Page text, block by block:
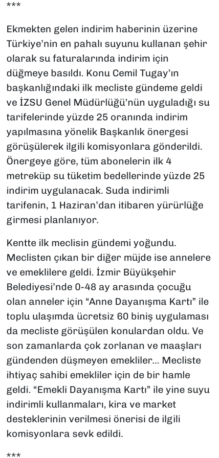
***
Ekmekten gelen indirim haberinin üzerine
Türkiye’nin en pahalı suyunu kullanan şehir
olarak su faturalarında indirim için
düğmeye basıldı. Konu Cemil Tugay’ın
başkanlığındaki ilk mecliste gündeme geldi
ve İZSU Genel Müdürlüğü’nün uyguladığı su
tarifelerinde yüzde 25 oranında indirim
yapılmasına yönelik Başkanlık önergesi
görüşülerek ilgili komisyonlara gönderildi.
Önergeye göre, tüm abonelerin ilk 4
metreküp su tüketim bedellerinde yüzde 25
indirim uygulanacak. Suda indirimli
tarifenin, 1 Haziran’dan itibaren yürürlüğe
girmesi planlanıyor.
Kentte ilk meclisin gündemi yoğundu.
Meclisten çıkan bir diğer müjde ise annelere
ve emeklilere geldi. İzmir Büyükşehir
Belediyesi’nde 0-48 ay arasında çocuğu
olan anneler için “Anne Dayanışma Kartı” ile
toplu ulaşımda ücretsiz 60 biniş uygulaması
da mecliste görüşülen konulardan oldu. Ve
son zamanlarda çok zorlanan ve maaşları
gündenden düşmeyen emekliler… Mecliste
ihtiyaç sahibi emekliler için de bir hamle
geldi. “Emekli Dayanışma Kartı” ile yine suyu
indirimli kullanmaları, kira ve market
desteklerinin verilmesi önerisi de ilgili
komisyonlara sevk edildi.